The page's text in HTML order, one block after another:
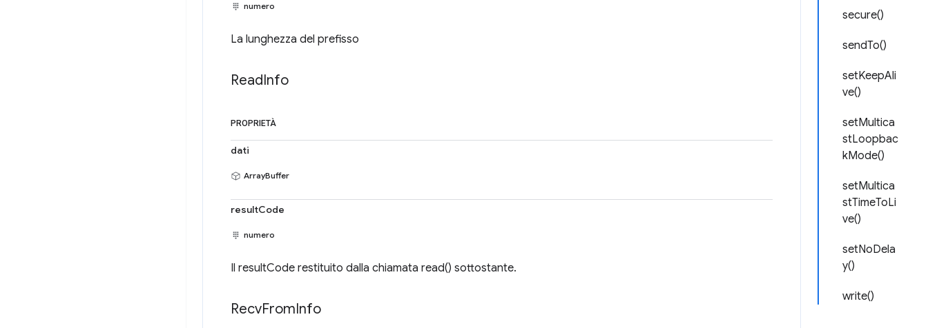
secure()
sendTo()
setKeepAli
ve()
setMultica
stLoopbac
kMode()
setMultica
stTimeToLi
ve()
setNoDela
y()
write()
numero
La lunghezza del prefisso
ReadInfo
PROPRIETÀ
dati
ArrayBuffer
resultCode
numero
Il resultCode restituito dalla chiamata read() sottostante.
RecvFromInfo